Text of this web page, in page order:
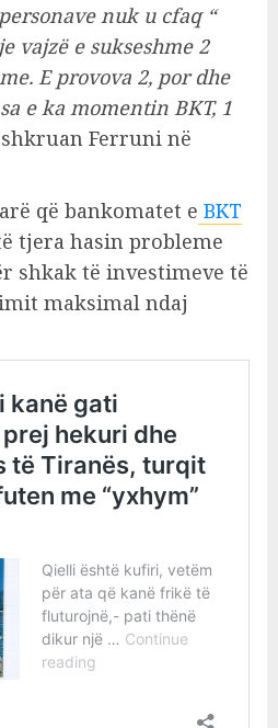
nuk u cfaq “
vajzë e sukseshme 2
E provova 2, por dhe
e ka momentin BKT, 1
Ferruni në
që bankomatet e BKT
tjera hasin probleme
shkak të investimeve të
maksimal ndaj